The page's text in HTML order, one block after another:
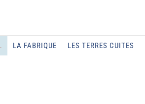
LA FABRIQUE LES TERRES CUITES